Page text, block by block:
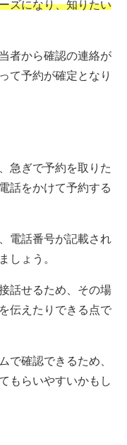
ズになり、知りたい
者から確認の連絡が
て予約が確定となり
急ぎで予約を取りた
話をかけて予約する
電話番号が記載され
しょう。
話せるため、その場
伝えたりできる点で
で確認できるため、
もらいやすいかもし